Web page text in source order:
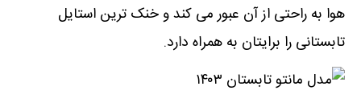
هوا به راحتی از آن عبور می کند و خنک ترین استایل
تابستانی را برایتان به همراه دارد.